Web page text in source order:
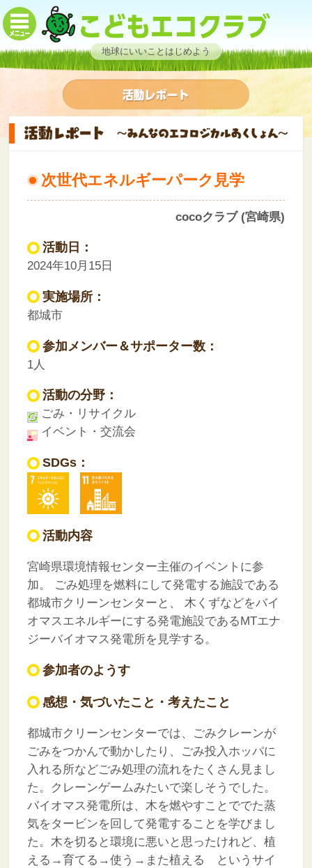
地球にいいことはじめよう
次世代エネルギーパーク見学
cocoクラブ (宮崎県)
活動日：
2024年10月15日
実施場所：
都城市
参加メンバー＆サポーター数：
1人
活動の分野：
ごみ・リサイクル
イベント・交流会
SDGs：
活動内容
宮崎県環境情報センター主催のイベントに参
加。
ごみ処理を燃料にして発電する施設である
都城市クリーンセンターと、
木くずなどをバイ
オマスエネルギーにする発電施設であるMTエナ
ジーバイオマス発電所を見学する。
参加者のようす
感想・気づいたこと・考えたこと
都城市クリーンセンターでは、ごみクレーンが
ごみをつかんで動かしたり、ごみ投入ホッパに
入れる所などごみ処理の流れをたくさん見まし
た。クレーンゲームみたいで楽しそうでした。
バイオマス発電所は、木を燃やすことででた蒸
気をタービンを回して発電することを学びまし
た。木を切ると環境に悪いと思ったけれど、植
える→育てる→使う→また植える というサイ